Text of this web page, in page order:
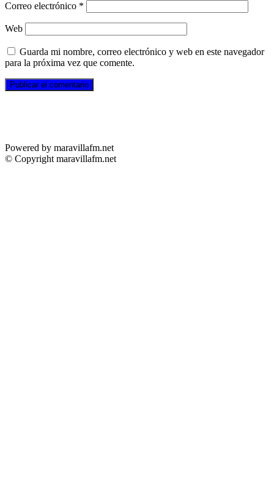
Correo electrónico *
Web
Guarda mi nombre, correo electrónico y web en este navegador
para la próxima vez que comente.
Powered by maravillafm.net
© Copyright maravillafm.net